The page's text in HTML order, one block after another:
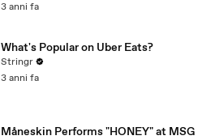
3 anni fa
What's Popular on Uber Eats?
Stringr
3 anni fa
Måneskin Performs "HONEY" at MSG